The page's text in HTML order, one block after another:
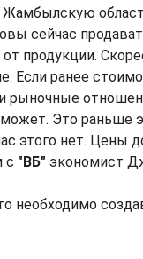
сейчас
продукции.
Если ранее
рыночные
Это раньше
этого нет. Цены
с "ВБ" экономист
необходимо